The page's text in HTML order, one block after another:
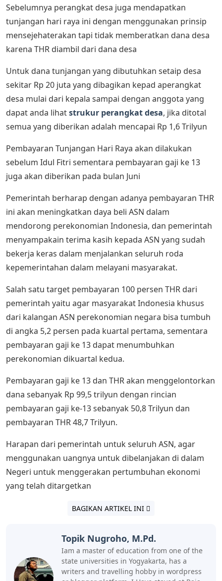
Sebelumnya perangkat desa juga mendapatkan
tunjangan hari raya ini dengan menggunakan prinsip
mensejehaterakan tapi tidak memberatkan dana desa
karena THR diambil dari dana desa
Untuk dana tunjangan yang dibutuhkan setaip desa
sekitar Rp 20 juta yang dibagikan kepad aperangkat
desa mulai dari kepala sampai dengan anggota yang
dapat anda lihatstrukur perangkat desa, jika ditotal
semua yang diberikan adalah mencapai Rp 1,6 Trilyun
Pembayaran Tunjangan Hari Raya akan dilakukan
sebelum Idul Fitri sementara pembayaran gaji ke 13
juga akan diberikan pada bulan Juni
Pemerintah berharap dengan adanya pembayaran THR
ini akan meningkatkan daya beli ASN dalam
mendorong perekonomian Indonesia, dan pemerintah
menyampakain terima kasih kepada ASN yang sudah
bekerja keras dalam menjalankan seluruh roda
kepemerintahan dalam melayani masyarakat.
Salah satu target pembayaran 100 persen THR dari
pemerintah yaitu agar masyarakat Indonesia khusus
dari kalangan ASN perekonomian negara bisa tumbuh
di angka 5,2 persen pada kuartal pertama, sementara
pembayaran gaji ke 13 dapat menumbuhkan
perekonomian dikuartal kedua.
Pembayaran gaji ke 13 dan THR akan menggelontorkan
dana sebanyak Rp 99,5 trilyun dengan rincian
pembayaran gaji ke-13 sebanyak 50,8 Trilyun dan
pembayaran THR 48,7 Trilyun.
Harapan dari pemerintah untuk seluruh ASN, agar
menggunakan uangnya untuk dibelanjakan di dalam
Negeri untuk menggerakan pertumbuhan ekonomi
yang telah ditargetkan
BAGIKAN ARTIKEL INI
Topik Nugroho, M.Pd.
Iam a master of education from one of the
state universities in Yogyakarta, has a
writers and travelling hobby in wordpress